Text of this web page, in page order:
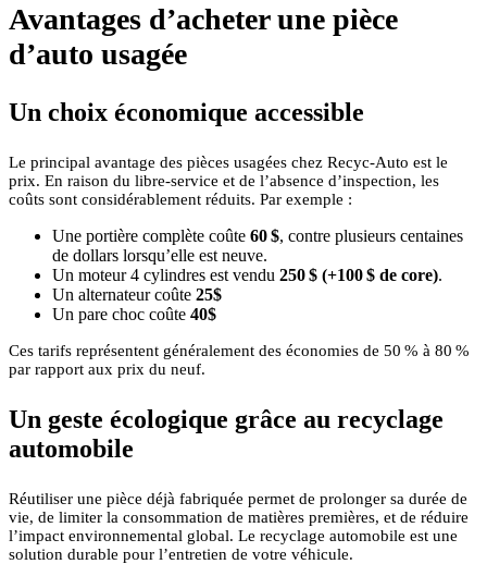
Avantages d’acheter une pièce
d’auto usagée
Un choix économique accessible
Le principal avantage des pièces usagées chez Recyc‑Auto est le
prix. En raison du libre-service et de l’absence d’inspection, les
coûts sont considérablement réduits. Par exemple :
Une portière complète coûte 60 $, contre plusieurs centaines
de dollars lorsqu’elle est neuve.
Un moteur 4 cylindres est vendu 250 $ (+100 $ de core).
Un alternateur coûte 25$
Un pare choc coûte 40$
Ces tarifs représentent généralement des économies de 50 % à 80 %
par rapport aux prix du neuf.
Un geste écologique grâce au recyclage
automobile
Réutiliser une pièce déjà fabriquée permet de prolonger sa durée de
vie, de limiter la consommation de matières premières, et de réduire
l’impact environnemental global. Le recyclage automobile est une
solution durable pour l’entretien de votre véhicule.